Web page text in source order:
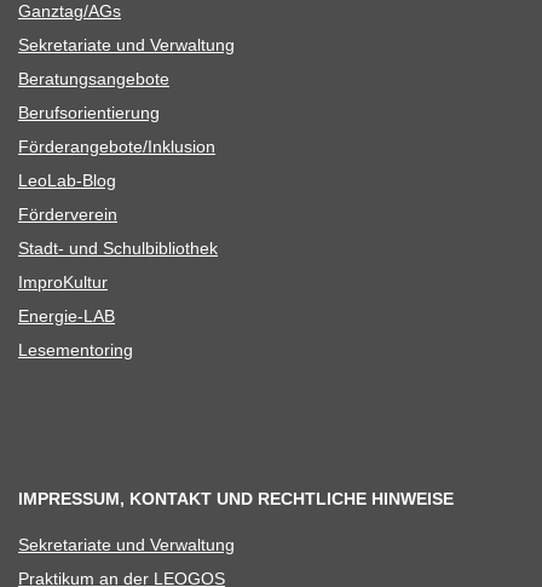
Ganztag/​​AGs
Sekre­ta­riate und Verwaltung
Bera­tungs­an­ge­bote
Berufs­ori­en­tie­rung
Förderangebote/​​Inklusion
Leo­Lab-Blog
För­der­ver­ein
Stadt- und Schulbibliothek
Impro­Kul­tur
Ener­­gie-LAB
Lese­men­to­ring
IMPRESSUM, KONTAKT UND RECHTLICHE HINWEISE
Sekre­ta­riate und Verwaltung
Prak­ti­kum an der LEOGOS